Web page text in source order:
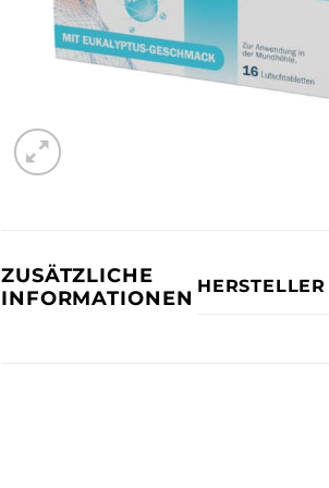
ZUSÄTZLICHE
INFORMATIONEN
HERSTELLER